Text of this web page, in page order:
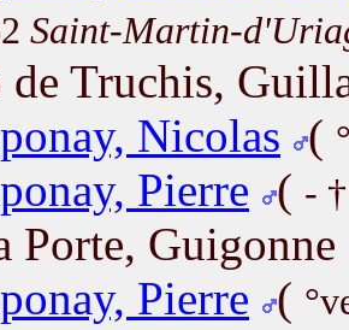
Saint-Martin-
de Truchis,
Nicolas (
Pierre ( -
Porte, Guigonne
Pierre (